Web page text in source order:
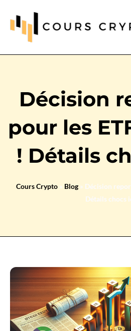
Décision
pour les
! Détails
Cours Crypto » Blog » Décision
Détails chocs